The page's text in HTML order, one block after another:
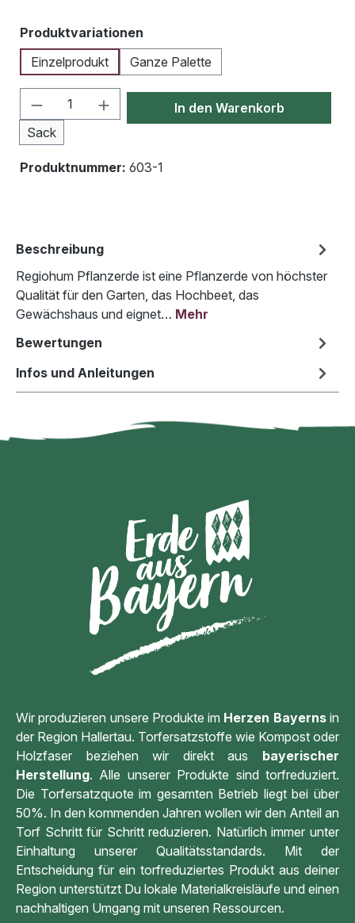
Produktvariationen
Einzelprodukt
Ganze Palette
Produkt Anzahl: Gib den gewünschten
Sack
In den Warenkorb
Produktnummer: 603-1
Beschreibung
Regiohum Pflanzerde ist eine Pflanzerde von höchster
Qualität für den Garten, das Hochbeet, das
Gewächshaus und eignet… Mehr
Bewertungen
Infos und Anleitungen
Wir produzieren unsere Produkte im Herzen Bayernsin
der Region Hallertau. Torfersatzstoffe wie Kompost oder
Holzfaser beziehen wir direkt aus bayerischer
Herstellung. Alle unserer Produkte sind torfreduziert.
Die Torfersatzquote im gesamten Betrieb liegt bei über
50%. In den kommenden Jahren wollen wir den Anteil an
Torf Schritt für Schritt reduzieren. Natürlich immer unter
Einhaltung unserer Qualitätsstandards. Mit der
Entscheidung für ein torfreduziertes Produkt aus deiner
Region unterstützt Du lokale Materialkreisläufe und einen
nachhaltigen Umgang mit unseren Ressourcen.